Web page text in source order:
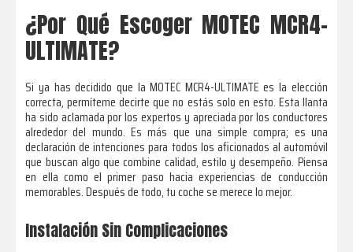
¿Por Qué Escoger MOTEC MCR4-
ULTIMATE?
Si ya has decidido que la MOTEC MCR4-ULTIMATE es la elección
correcta, permíteme decirte que no estás solo en esto. Esta llanta
ha sido aclamada por los expertos y apreciada por los conductores
alrededor del mundo. Es más que una simple compra; es una
declaración de intenciones para todos los aficionados al automóvil
que buscan algo que combine calidad, estilo y desempeño. Piensa
en ella como el primer paso hacia experiencias de conducción
memorables. Después de todo, tu coche se merece lo mejor.
Instalación Sin Complicaciones